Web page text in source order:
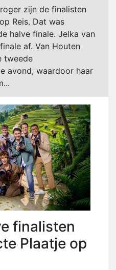
zijn de finalisten
Reis. Dat was
halve finale. Jelka van
af. Van Houten
tweede
avond, waardoor haar
finalisten
Plaatje op